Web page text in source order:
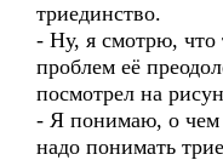
триединство.
- Ну, я смотрю, что
проблем её
посмотрел на
- Я понимаю, о чем
надо понимать